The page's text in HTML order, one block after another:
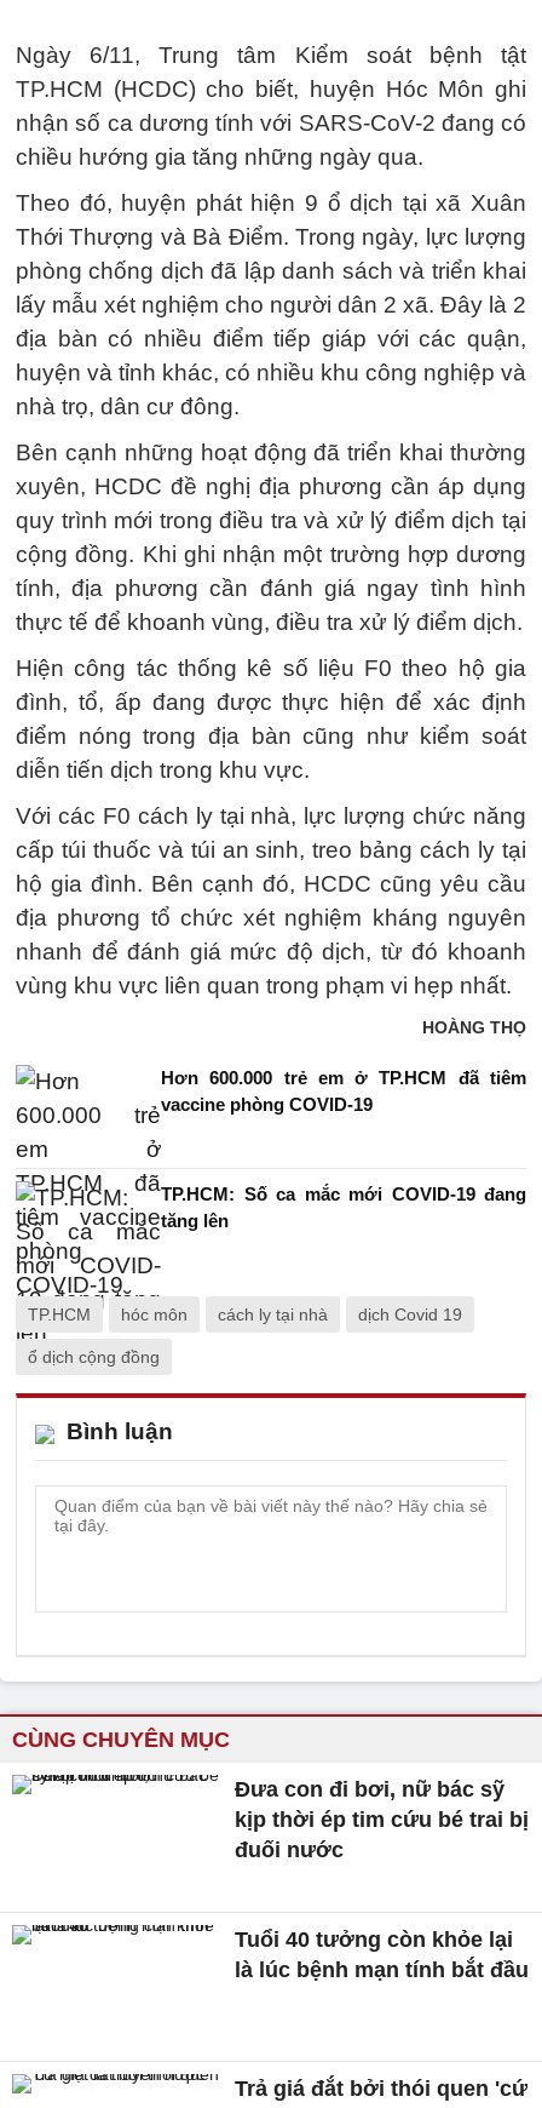
Ngày 6/11, Trung tâm Kiểm soát bệnh tật
TP.HCM (HCDC) cho biết, huyện Hóc Môn ghi
nhận số ca dương tính với SARS-CoV-2 đang có
chiều hướng gia tăng những ngày qua.
Theo đó, huyện phát hiện 9 ổ dịch tại xã Xuân
Thới Thượng và Bà Điểm. Trong ngày, lực lượng
phòng chống dịch đã lập danh sách và triển khai
lấy mẫu xét nghiệm cho người dân 2 xã. Đây là 2
địa bàn có nhiều điểm tiếp giáp với các quận,
huyện và tỉnh khác, có nhiều khu công nghiệp và
nhà trọ, dân cư đông.
Bên cạnh những hoạt động đã triển khai thường
xuyên, HCDC đề nghị địa phương cần áp dụng
quy trình mới trong điều tra và xử lý điểm dịch tại
cộng đồng. Khi ghi nhận một trường hợp dương
tính, địa phương cần đánh giá ngay tình hình
thực tế để khoanh vùng, điều tra xử lý điểm dịch.
Hiện công tác thống kê số liệu F0 theo hộ gia
đình, tổ, ấp đang được thực hiện để xác định
điểm nóng trong địa bàn cũng như kiểm soát
diễn tiến dịch trong khu vực.
Với các F0 cách ly tại nhà, lực lượng chức năng
cấp túi thuốc và túi an sinh, treo bảng cách ly tại
hộ gia đình. Bên cạnh đó, HCDC cũng yêu cầu
địa phương tổ chức xét nghiệm kháng nguyên
nhanh để đánh giá mức độ dịch, từ đó khoanh
vùng khu vực liên quan trong phạm vi hẹp nhất.
HOÀNG THỌ
Hơn 600.000 trẻ em ở TP.HCM đã tiêm
vaccine phòng COVID-19
TP.HCM: Số ca mắc mới COVID-19 đang
tăng lên
TP.HCM hóc môn cách ly tại nhà dịch Covid 19
ổ dịch cộng đồng
Bình luận
CÙNG CHUYÊN MỤC
Đưa con đi bơi, nữ bác sỹ
kịp thời ép tim cứu bé trai bị
đuối nước
Tuổi 40 tưởng còn khỏe lại
là lúc bệnh mạn tính bắt đầu
Trả giá đắt bởi thói quen 'cứ